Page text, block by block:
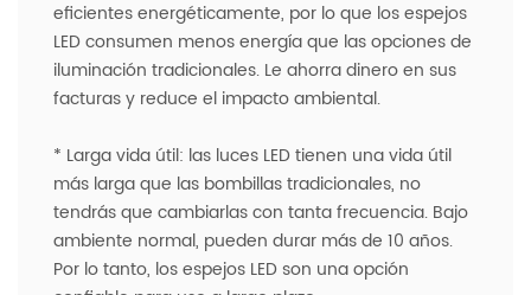
eficientes energéticamente, por lo que los espejos
LED consumen menos energía que las opciones de
iluminación tradicionales. Le ahorra dinero en sus
facturas y reduce el impacto ambiental.
* Larga vida útil: las luces LED tienen una vida útil
más larga que las bombillas tradicionales, no
tendrás que cambiarlas con tanta frecuencia. Bajo
ambiente normal, pueden durar más de 10 años.
Por lo tanto, los espejos LED son una opción